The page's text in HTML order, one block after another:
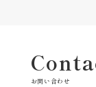
お問い合わせ